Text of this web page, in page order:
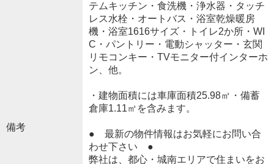
備考
テムキッチン・食洗機・浄水器・タッチ
レス水栓・オートバス・浴室乾燥暖房
機・浴室1616サイズ・トイレ2か所・WI
C・パントリー・電動シャッター・玄関
リモコンキー・TVモニター付インターホ
ン、他。
・建物面積には車庫面積25.98㎡・備蓄
倉庫1.11㎡を含みます。
● 最新の物件情報はお気軽にお問い合
わせ下さい ●
弊社は、都心・城南エリアで住まいをお